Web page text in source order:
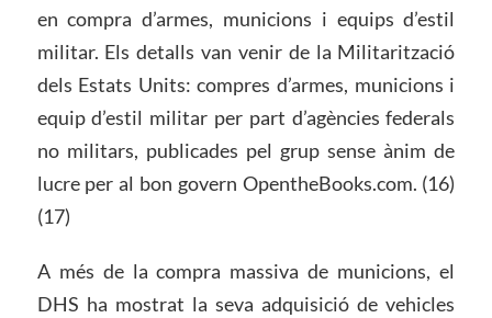
en compra d’armes, municions i equips d’estil
militar. Els detalls van venir de la Militarització
dels Estats Units: compres d’armes, municions i
equip d’estil militar per part d’agències federals
no militars, publicades pel grup sense ànim de
lucre per al bon govern OpentheBooks.com. (16)
(17)
A més de la compra massiva de municions, el
DHS ha mostrat la seva adquisició de vehicles